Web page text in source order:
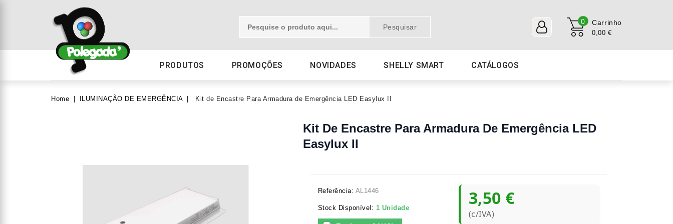
Carrinho
0,00 €
0
Pesquisar
PRODUTOS PROMOÇÕES NOVIDADES SHELLY SMART CATÁLOGOS
Home ILUMINAÇÃO DE EMERGÊNCIA Kit de Encastre Para Armadura de Emergência LED Easylux II
Kit De Encastre Para Armadura De Emergência LED
Easylux II
Referência: AL1446
Stock Disponível: 1 Unidade 3,50 €
(c/IVA)